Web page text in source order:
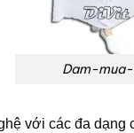
Dam-
với các đa dạng